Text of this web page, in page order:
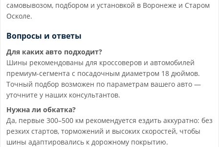
самовывозом, подбором и установкой в Воронеже и Старом
Осколе.
Вопросы и ответы
Для каких авто подходит?
Шины рекомендованы для кроссоверов и автомобилей
премиум-сегмента с посадочным диаметром 18 дюймов.
Точный подбор возможен по параметрам вашего авто —
уточните у наших консультантов.
Нужна ли обкатка?
Да, первые 300–500 км рекомендуется ездить аккуратно: без
резких стартов, торможений и высоких скоростей, чтобы
шины адаптировались к дорожному покрытию.